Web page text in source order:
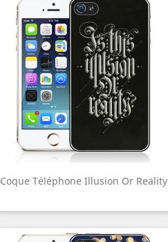
Coque Téléphone Illusion Or Reality